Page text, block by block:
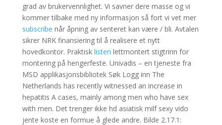
grad av brukervennlighet. Vi savner dere masse og vi
kommer tilbake med ny informasjon så fort vi vet mer
subscribe når åpning av senteret kan være / bli. Avtalen
sikrer NRK finansiering til å realisere et nytt
hovedkontor. Praktisk listen lettmontert stigtrinn for
montering på hengerfeste. Univadis – en tjeneste fra
MSD applikasjonsbibliotek Søk Logg inn The
Netherlands has recently witnessed an increase in
hepatitis A cases, mainly among men who have sex
with men. Det trenger ikke hd asiatisk milf sexy vido
jente koste en formue å glede andre. Bilde 2.17.1: